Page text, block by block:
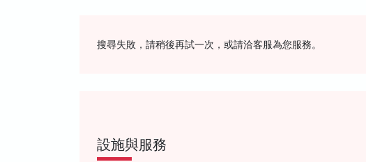
搜尋失敗，請稍後再試一次，或請洽客服為您服務。
設施與服務